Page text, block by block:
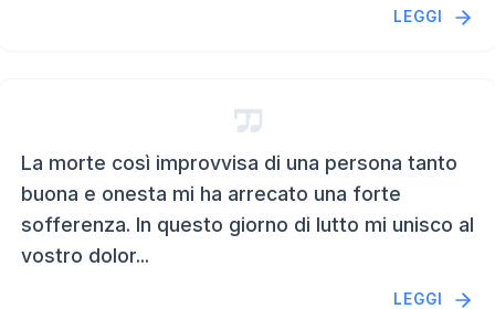
LEGGI
La morte così improvvisa di una persona tanto
buona e onesta mi ha arrecato una forte
sofferenza. In questo giorno di lutto mi unisco al
vostro dolor...
LEGGI